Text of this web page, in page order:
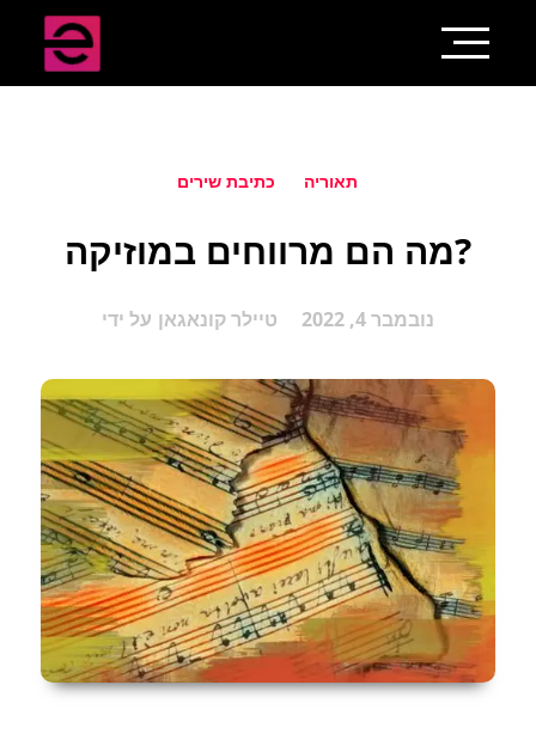
כתיבת שירים תאוריה
מה הם מרווחים במוזיקה?
על ידי טיילר קונאגאן נובמבר 4, 2022